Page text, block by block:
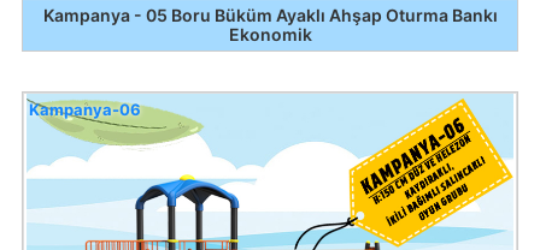
Kampanya - 05 Boru Büküm Ayaklı Ahşap Oturma Bankı
Ekonomik
Kampanya-06